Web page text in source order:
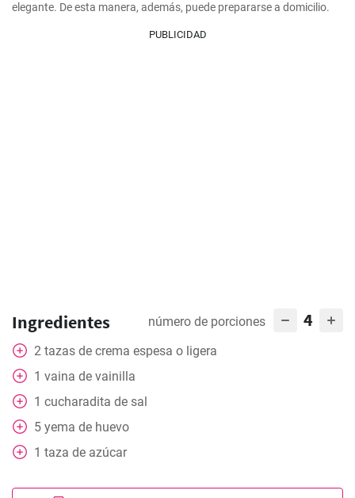
elegante. De esta manera, además, puede prepararse a domicilio.
PUBLICIDAD
Ingredientes número de porciones 4
2 tazas de crema espesa o ligera
1 vaina de vainilla
1 cucharadita de sal
5 yema de huevo
1 taza de azúcar